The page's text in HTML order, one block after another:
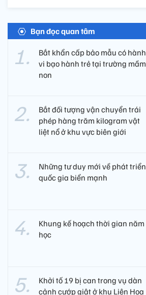
Bạn đọc quan tâm
Bắt khẩn cấp bảo mẫu có hành
vi bạo hành trẻ tại trường mầm
non
Bắt đối tượng vận chuyển trái
phép hàng trăm kilogram vật
liệt nổ ở khu vực biên giới
Những tư duy mới về phát triển
quốc gia biển mạnh
Khung kế hoạch thời gian năm
học
Khởi tố 19 bị can trong vụ dàn
cảnh cướp giật ở khu Liên Hoa